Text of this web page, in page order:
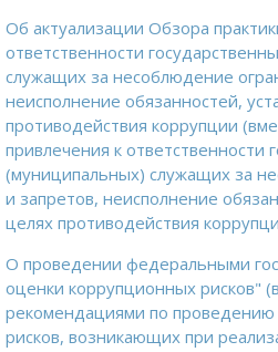
Об актуализации Обзора
ответственности
служащих за несоблюдение
неисполнение обязанностей,
противодействия коррупции
привлечения к ответственности
(муниципальных) служащих за
и запретов, неисполнение
целях противодействия
О проведении федеральными
оценки коррупционных рисков"
рекомендациями по
рисков, возникающих при